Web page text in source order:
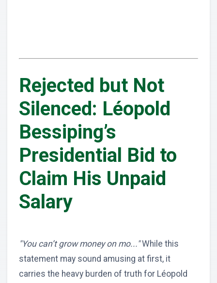
Rejected but Not
Silenced: Léopold
Bessiping’s
Presidential Bid to
Claim His Unpaid
Salary
"You can’t grow money on mo..."While this
statement may sound amusing at first, it
carries the heavy burden of truth for Léopold